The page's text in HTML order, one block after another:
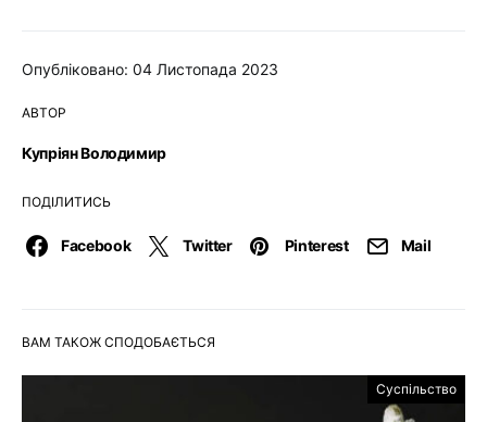
Опубліковано: 04 Листопада 2023
АВТОР
Купріян Володимир
ПОДІЛИТИСЬ
Facebook Twitter Pinterest Mail
ВАМ ТАКОЖ СПОДОБАЄТЬСЯ
Суспільство